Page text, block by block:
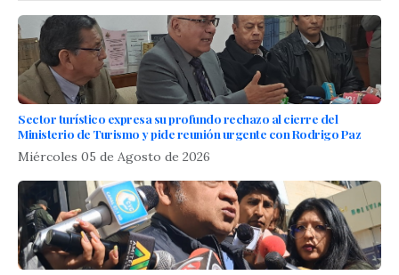
Sector turístico expresa su profundo rechazo al cierre del
Ministerio de Turismo y pide reunión urgente con Rodrigo Paz
Miércoles 05 de Agosto de 2026